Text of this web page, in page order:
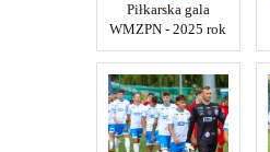
Piłkarska gala
WMZPN - 2025 rok